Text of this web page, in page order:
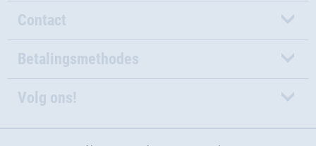
Contact
Betalingsmethodes
Volg ons!